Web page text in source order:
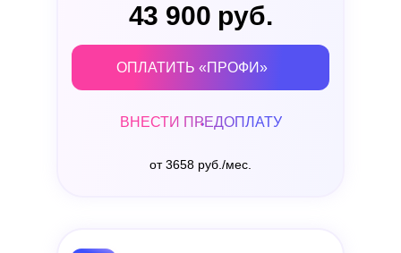
43 900 руб.
ВНЕСТИ ПРЕДОПЛАТУ
ОПЛАТИТЬ «ПРОФИ»
от 3658 руб./мес.